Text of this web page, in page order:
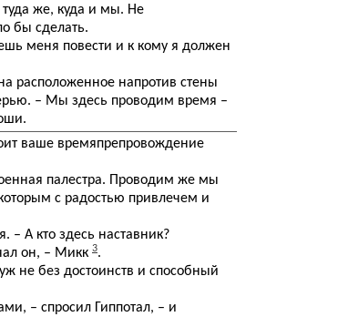
туда же, куда и мы. Не
бы сделать.
меня повести и к кому я должен
расположенное напротив стены
– Мы здесь проводим время –
ваше времяпрепровождение
палестра. Проводим же мы
с радостью привлечем и
– А кто здесь наставник?
он, – Микк 3.
не без достоинств и способный
– спросил Гиппотал, – и